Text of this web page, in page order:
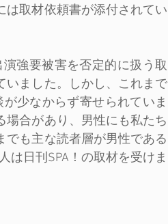
は取材依頼書が添付されてい
強要被害を否定的に扱う取
いました。しかし、これまで
少なからず寄せられていま
場合があり、男性にも私たち
も主な読者層が男性である
は日刊SPA！の取材を受けま